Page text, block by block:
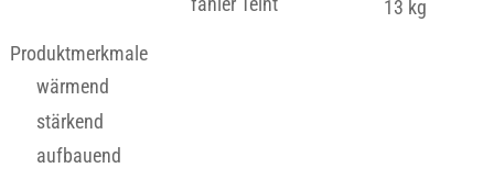
Produktmerkmale
wärmend
stärkend
aufbauend
13 kg